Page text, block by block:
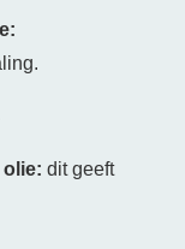
dit geeft